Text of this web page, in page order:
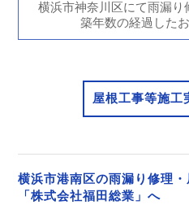
横浜市神奈川区にて雨漏り
築年数の経過した
屋根工事等施工
横浜市港南区の雨漏り修理
「株式会社福田総業」へ